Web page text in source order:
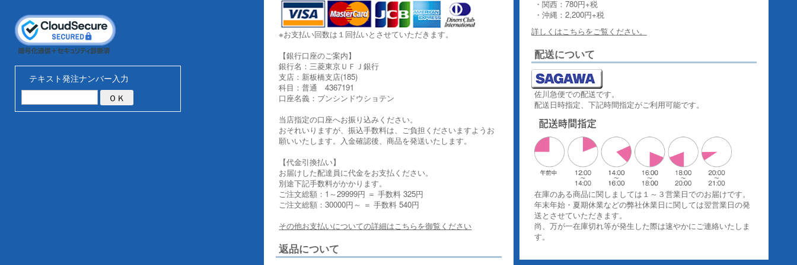
テキスト発注ナンバー入力
※お支払い回数は１回払いとさせていただきます。
【銀行口座のご案内】
銀行名：三菱東京ＵＦＪ銀行
支店：新板橋支店(185)
科目：普通 4367191
口座名義：ブンシンドウショテン
当店指定の口座へお振り込みください。
おそれいりますが、振込手数料は、ご負担くださいますようお
願いいたします。入金確認後、商品を発送いたします。
【代金引換払い】
お届けした配達員に代金をお支払ください。
別途下記手数料がかかります。
ご注文総額：1～29999円 ＝ 手数料 325円
ご注文総額：30000円～ ＝ 手数料 540円
その他お支払いについての詳細はこちらを御覧ください
返品について
・関西：780円+税
・沖縄：2,200円+税
詳しくはこちらをご覧ください。
配送について
佐川急便での配送です。
配送日時指定、下記時間指定がご利用可能です。
在庫のある商品に関しましては１～３営業日でのお届けです。
年末年始・夏期休業などの弊社休業日に関しては翌営業日の発
送とさせていただきます。
尚、万が一在庫切れ等が発生した際は速やかにご連絡いたしま
す。